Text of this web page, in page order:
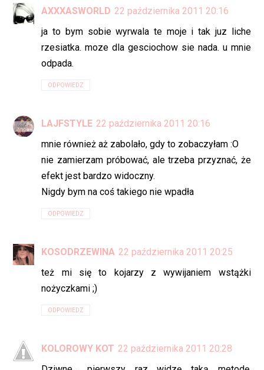
AXXXASWORLD 22 października 2011 20:16
ja to bym sobie wyrwala te moje i tak juz liche
rzesiatka. moze dla gesciochow sie nada. u mnie
odpada.
ODPOWIEDZ
LAJFSTYLE 22 października 2011 20:16
mnie również aż zabolało, gdy to zobaczyłam :O
nie zamierzam próbować, ale trzeba przyznać, że
efekt jest bardzo widoczny.
Nigdy bym na coś takiego nie wpadła
ODPOWIEDZ
KOSODRZEWINA 22 października 2011 20:25
też mi się to kojarzy z wywijaniem wstążki
nożyczkami ;)
ODPOWIEDZ
KOLOROWY KOT 22 października 2011 20:28